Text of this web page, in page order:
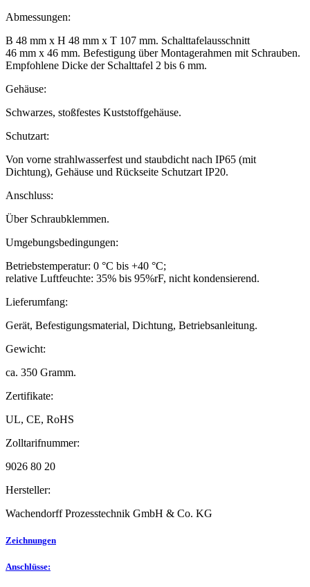
Abmessungen:
B 48 mm x H 48 mm x T 107 mm. Schalttafelausschnitt
46 mm x 46 mm. Befestigung über Montagerahmen mit Schrauben.
Empfohlene Dicke der Schalttafel 2 bis 6 mm.
Gehäuse:
Schwarzes, stoßfestes Kuststoffgehäuse.
Schutzart:
Von vorne strahlwasserfest und staubdicht nach IP65 (mit
Dichtung), Gehäuse und Rückseite Schutzart IP20.
Anschluss:
Über Schraubklemmen.
Umgebungsbedingungen:
Betriebstemperatur: 0 °C bis +40 °C;
relative Luftfeuchte: 35% bis 95%rF, nicht kondensierend.
Lieferumfang:
Gerät, Befestigungsmaterial, Dichtung, Betriebsanleitung.
Gewicht:
ca. 350 Gramm.
Zertifikate:
UL, CE, RoHS
Zolltarifnummer:
9026 80 20
Hersteller:
Wachendorff Prozesstechnik GmbH & Co. KG
Zeichnungen
Anschlüsse: